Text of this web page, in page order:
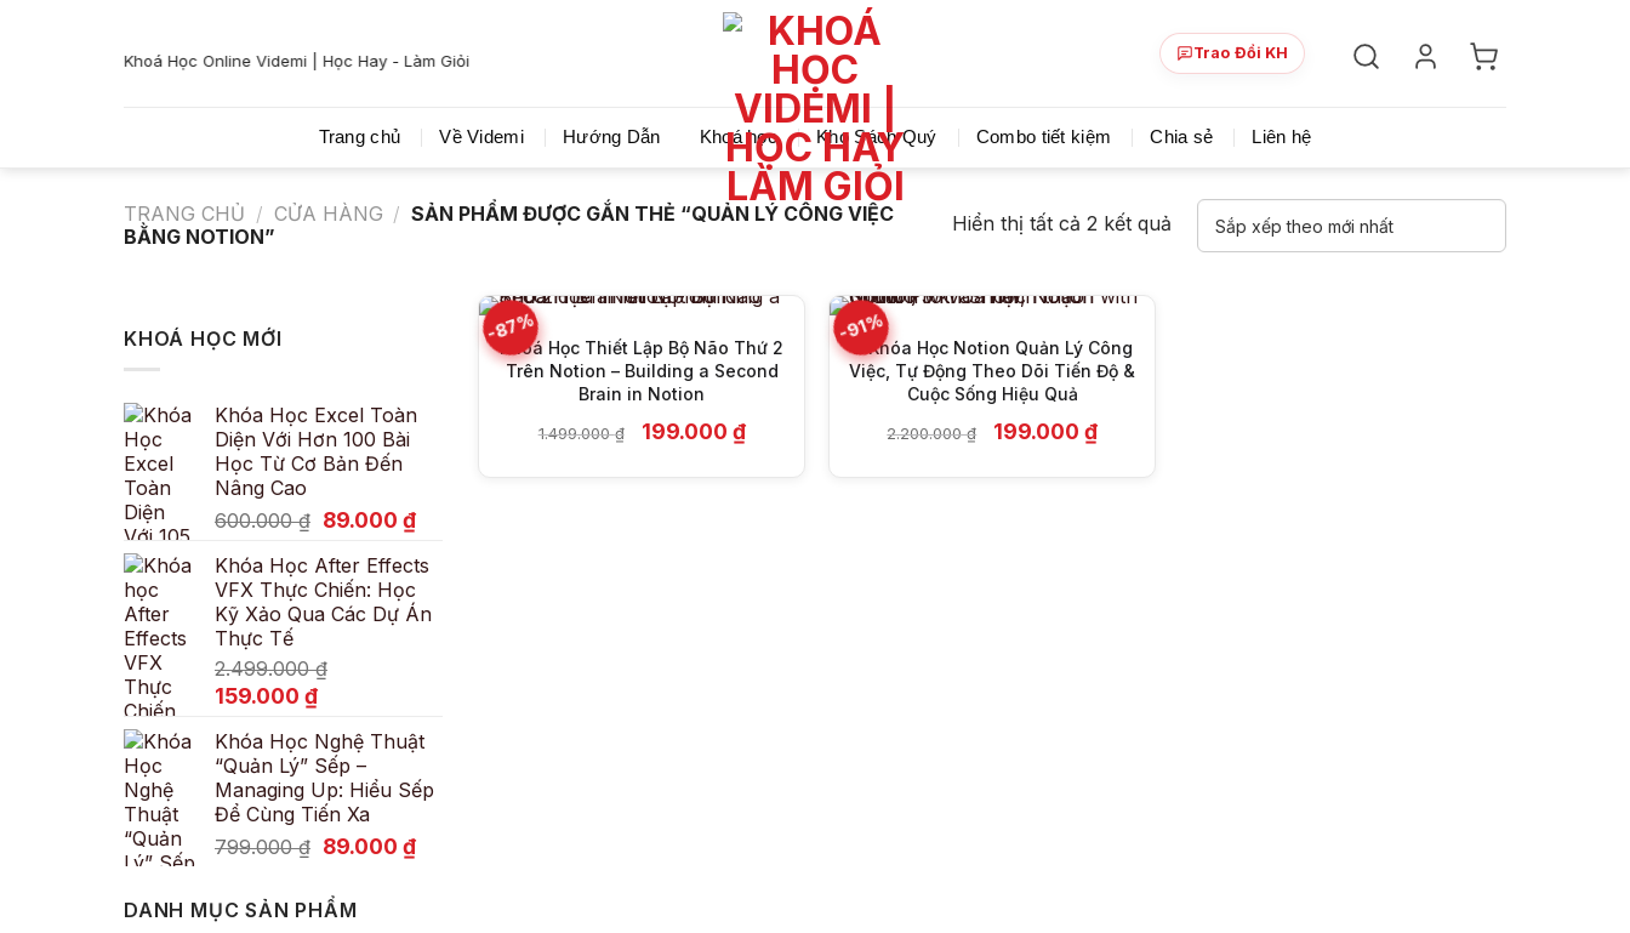
Khoá Học Online Videmi | Học Hay - Làm Giỏi Videmi giúp bạn học tiết kiệm và tiến bộ hơn mỗi ngày! Chia sẻ khoá học giá rẻ cho những ai hạn hẹp
Trao Đổi KH
Trang chủ Về Videmi Hướng Dẫn Khoá học Kho Sách Quý Combo tiết kiệm Chia sẻ Liên hệ
TRANG CHỦ / CỬA HÀNG / SẢN PHẨM ĐƯỢC GẮN THẺ “QUẢN LÝ CÔNG VIỆC
BẰNG NOTION”
Hiển thị tất cả 2 kết quả
sắp
KHOÁ HỌC MỚI
Khóa Học Excel Toàn
Diện Với Hơn 100 Bài
Học Từ Cơ Bản Đến
Nâng Cao
600.000₫ Giá
là:
600.000 ₫.
89.000 ₫Giá
tại
là:
89.000 ₫.
Khóa Học After Effects
VFX Thực Chiến: Học
Kỹ Xảo Qua Các Dự Án
Thực Tế
2.499.000₫
Giá
là:
2.499.000 ₫.
159.000 ₫Giá
tại
là:
159.000 ₫.
Khóa Học Nghệ Thuật
“Quản Lý” Sếp –
Managing Up: Hiểu Sếp
Để Cùng Tiến Xa
799.000₫ Giá
là:
799.000 ₫.
89.000 ₫Giá
DANH MỤC SẢN PHẨM
-87%
Khoá Học Thiết Lập Bộ Não Thứ 2
Trên Notion – Building a Second
Brain in Notion
1.499.000₫ Giá
199.000 ₫Giá
hiện
-91%
3 Khóa Học Notion Quản Lý Công
Việc, Tự Động Theo Dõi Tiến Độ &
Cuộc Sống Hiệu Quả
2.200.000₫ Giá
199.000₫Giá